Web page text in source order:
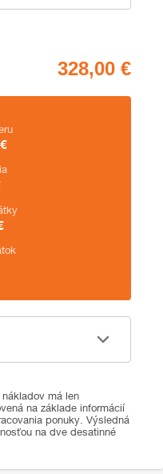
€
má len
na základe informácií
ponuky. Výsledná
na dve desatinné